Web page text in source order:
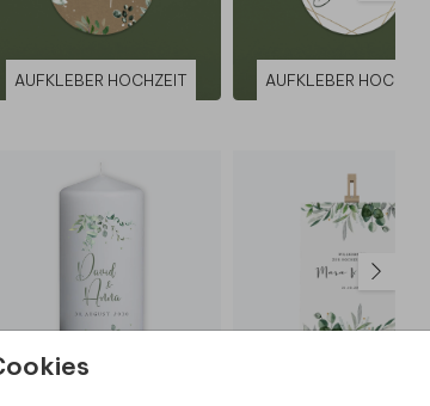
AUFKLEBER HOCHZEIT AUFKLEBER HOCHZEIT
HOCHZEITSKERZE